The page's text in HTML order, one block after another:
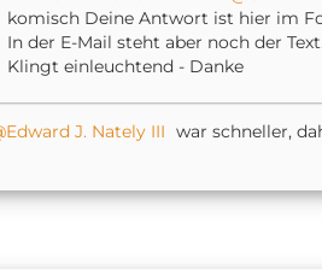
komisch Deine Antwort ist hier im
In der E-Mail steht aber noch der
Klingt einleuchtend - Danke
Edward J. Nately III war schneller,